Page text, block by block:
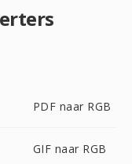
PDF naar RGB
GIF naar RGB